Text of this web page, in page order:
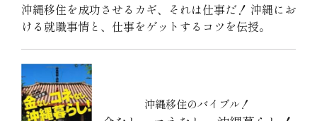
沖縄移住を成功させるカギ、それは仕事だ！ 沖縄にお
ける就職事情と、仕事をゲットするコツを伝授。
沖縄移住のバイブル！